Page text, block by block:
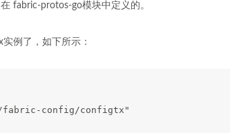
fabric-protos-go模块中定义的。
例了，如下所示：
config/configtx"